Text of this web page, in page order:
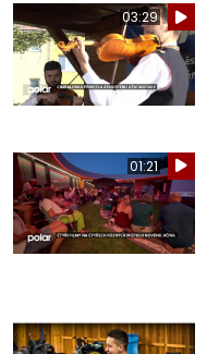
03:29
01:21